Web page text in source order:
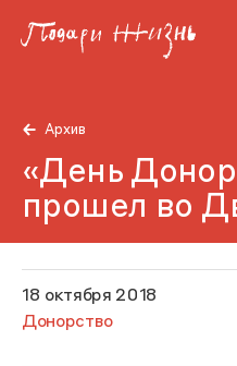
Архив
«День
прошел во
18 октября 2018
Донорство